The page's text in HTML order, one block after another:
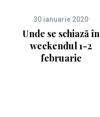
30 ianuarie 2020
Unde se schiază în
weekendul 1-2
februarie